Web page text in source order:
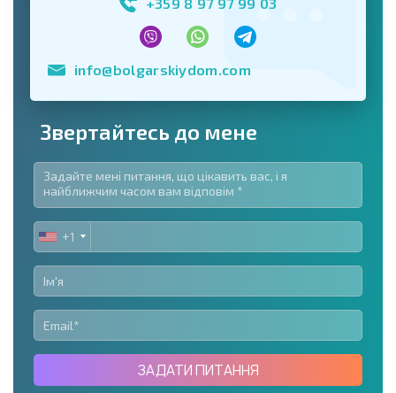
info@bolgarskiydom.com
Звертайтесь до мене
UNITED
STATES
+1
+1
ЗАДАТИ ПИТАННЯ